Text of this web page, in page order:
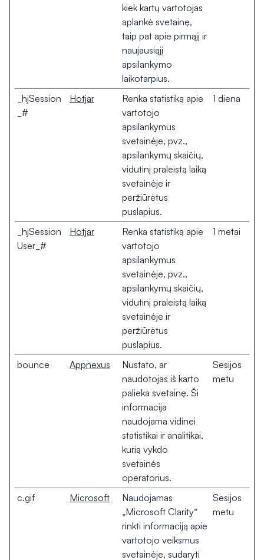
kiek kartų vartotojas
aplankė svetainę,
taip pat apie pirmąjį ir
naujausiąjį
apsilankymo
laikotarpius.
_hjSession
_#
Hotjar
Renka statistiką apie
vartotojo
apsilankymus
svetainėje, pvz.,
apsilankymų skaičių,
vidutinį praleistą laiką
svetainėje ir
peržiūrėtus
puslapius.
1 diena
_hjSession
User_#
Hotjar
Renka statistiką apie
vartotojo
apsilankymus
svetainėje, pvz.,
apsilankymų skaičių,
vidutinį praleistą laiką
svetainėje ir
peržiūrėtus
puslapius.
1 metai
bounce Appnexus
Nustato, ar
naudotojas iš karto
palieka svetainę. Ši
informacija
naudojama vidinei
statistikai ir analitikai,
kurią vykdo
svetainės
operatorius.
Sesijos
metu
c.gif Microsoft
Naudojamas
„Microsoft Clarity“
rinkti informaciją apie
vartotojo veiksmus
svetainėje, sudaryti
Sesijos
metu